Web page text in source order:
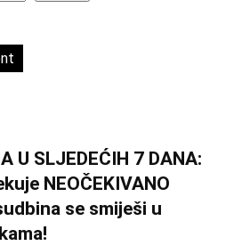
U SLJEDEĆIH 7 DANA:
NEOČEKIVANO
se smiješi u